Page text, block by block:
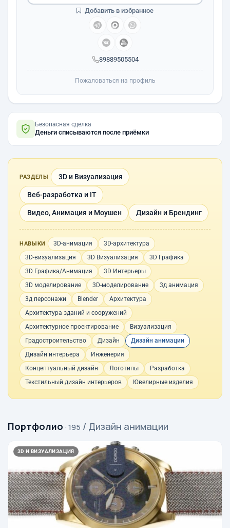
89889505504
Добавить в избранное
Пожаловаться на профиль
Безопасная сделка
Деньги списываются после приёмки
РАЗДЕЛЫ 3D и Визуализация
Веб-разработка и IT
Видео, Анимация и Моушен Дизайн и Брендинг
НАВЫКИ 3D-анимация
3D-архитектура
3D-визуализация
3D Визуализация
3D Графика
3D Графика/Анимация
3D Интерьеры
3D моделирование
3D-моделирование
3д анимация
3д персонажи
Blender
Архитектура
Архитектура зданий и сооружений
Архитектурное проектирование
Визуализация
Градостроительство
Дизайн
Дизайн анимации
Дизайн интерьера
Инженерия
Концептуальный дизайн
Логотипы
Разработка
Текстильный дизайн интерьеров
Ювелирные изделия
Портфолио · 195 / Дизайн анимации
3D И ВИЗУАЛИЗАЦИЯ